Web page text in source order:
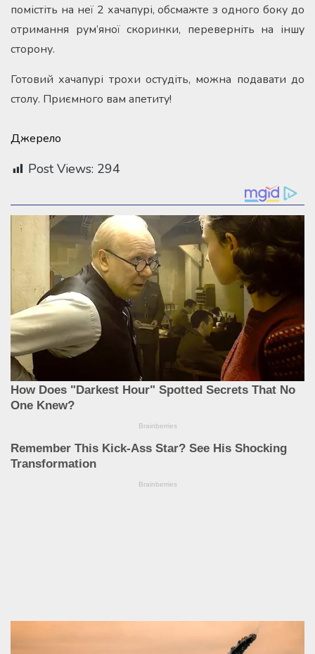
помістіть на неї 2 хачапурі, обсмажте з одного боку до
отримання рум’яної скоринки, переверніть на іншу
сторону.
Готовий хачапурі трохи остудіть, можна подавати до
столу. Приємного вам апетиту!
Джерело
Post Views: 294